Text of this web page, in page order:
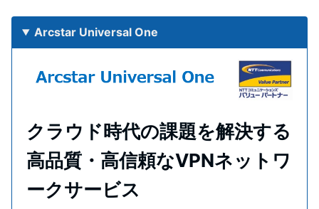
Arcstar Universal One
クラウド時代の課題を解決する
高品質・高信頼なVPNネットワ
ークサービス